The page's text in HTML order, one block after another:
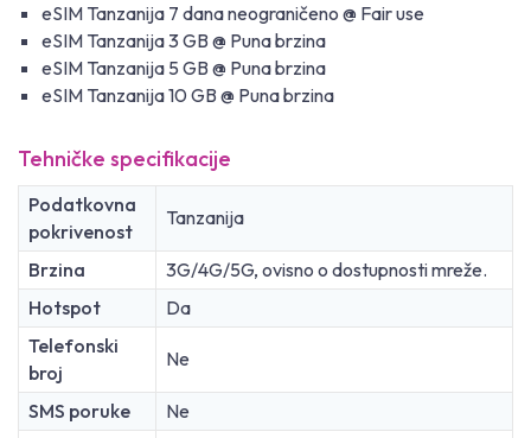
eSIM Tanzanija 7 dana neograničeno @ Fair use
eSIM Tanzanija 3 GB @ Puna brzina
eSIM Tanzanija 5 GB @ Puna brzina
eSIM Tanzanija 10 GB @ Puna brzina
Tehničke specifikacije
Podatkovna
pokrivenost
Tanzanija
Brzina
3G/4G/5G, ovisno o dostupnosti mreže.
Hotspot
Da
Telefonski
broj
Ne
SMS poruke
Ne